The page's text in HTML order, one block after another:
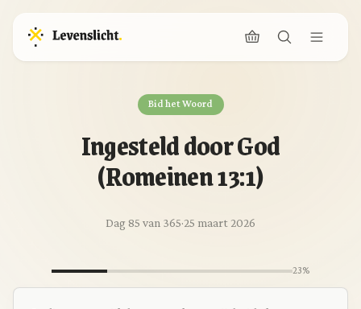
Bid het Woord
Ingesteld door God
(Romeinen 13:1)
Dag 85 van 365·25 maart 2026
23%